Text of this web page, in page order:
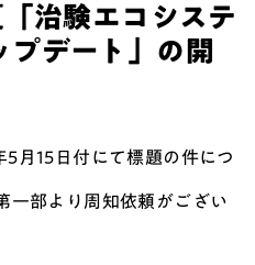
治験エコシステ
デート」の開
5月15日付にて標題の件につ
一部より周知依頼がござい